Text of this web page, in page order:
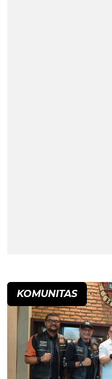
KOMUNITAS